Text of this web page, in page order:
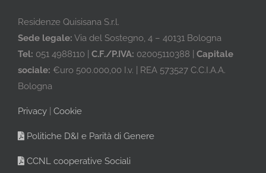
Residenze Quisisana S.r.l.
Sede legale: Via del Sostegno, 4 – 40131 Bologna
Tel: 051 4988110 | C.F./P.IVA: 02005110388 | Capitale
sociale: €uro 500.000,00 I.v. | REA 573527 C.C.I.A.A.
Bologna
Privacy Cookie
Politiche D&I e Parità di Genere
CCNL cooperative Sociali